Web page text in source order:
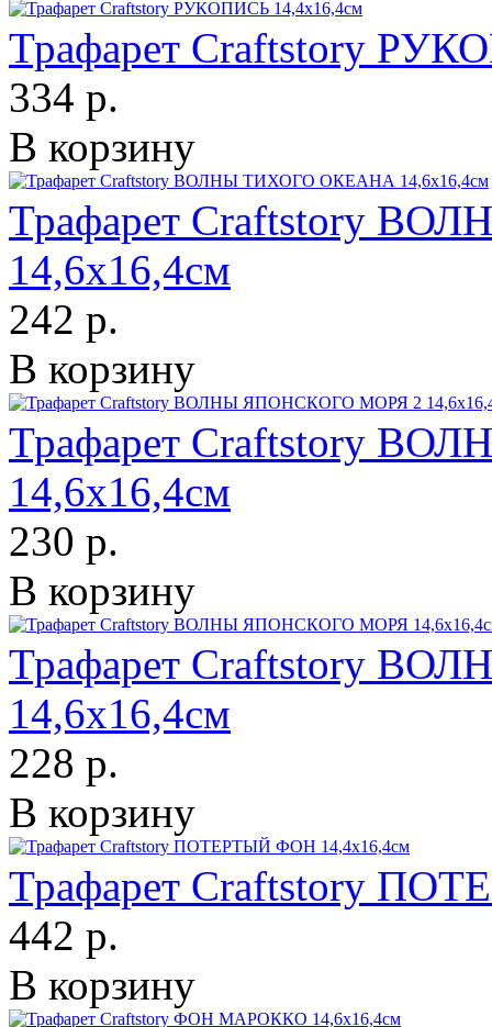
Трафарет Craftstory
334 р.
В корзину
Трафарет Craftstory
14,6х16,4см
242 р.
В корзину
Трафарет Craftstory
14,6х16,4см
230 р.
В корзину
Трафарет Craftstory
14,6х16,4см
228 р.
В корзину
Трафарет Craftstory
442 р.
В корзину